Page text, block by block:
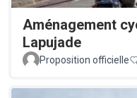
Aménagement
Lapujade
Proposition officielle